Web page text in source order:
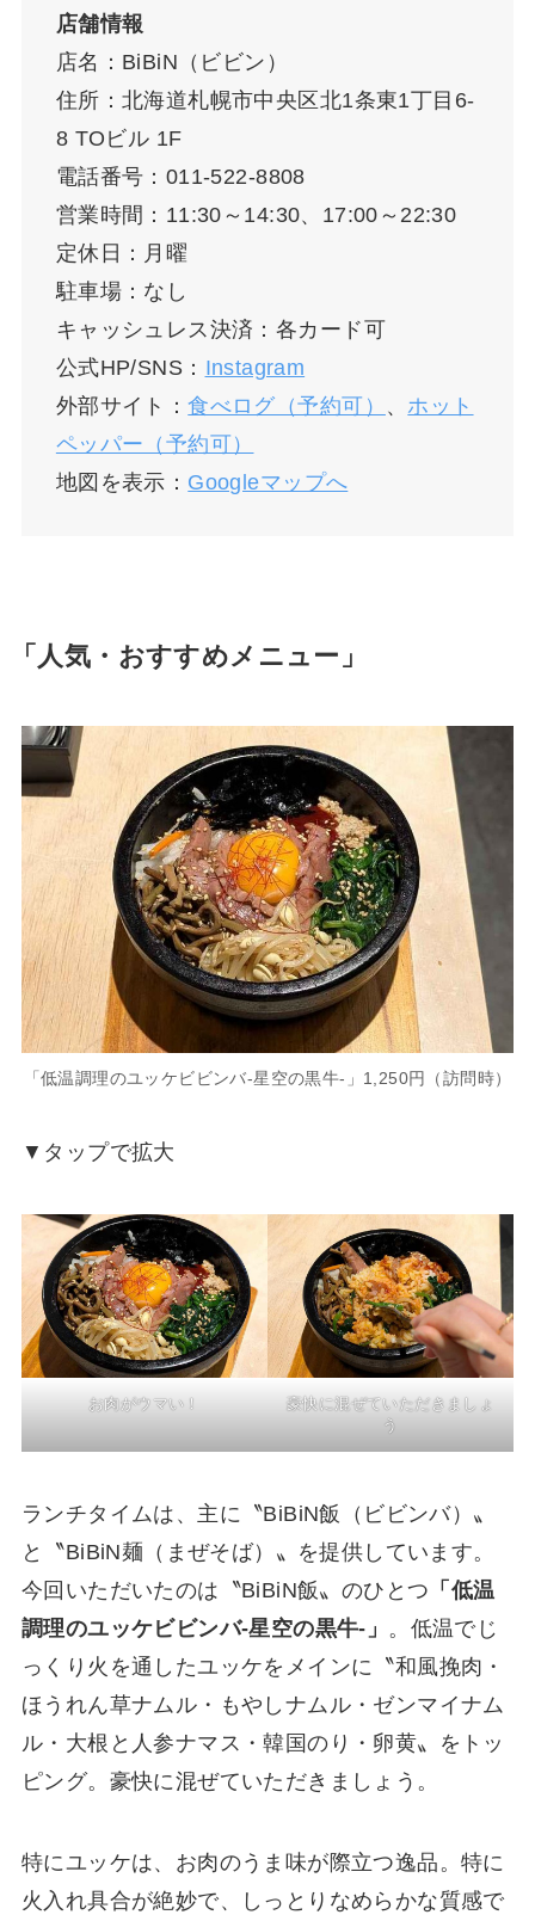
店舗情報
店名：BiBiN（ビビン）
住所：北海道札幌市中央区北1条東1丁目6-
8 TOビル 1F
電話番号：011-522-8808
営業時間：11:30～14:30、17:00～22:30
定休日：月曜
駐車場：なし
キャッシュレス決済：各カード可
公式HP/SNS： Instagram
外部サイト：食べログ（予約可） 、 ホット
ペッパー（予約可）
地図を表示： Googleマップへ
「人気・おすすめメニュー」
「低温調理のユッケビビンバ-星空の黒牛-」1,250円（訪問時）
▼タップで拡大
お肉がウマい！
豪快に混ぜていただきましょ
う
ランチタイムは、主に〝BiBiN飯（ビビンバ）〟
と〝BiBiN麺（まぜそば）〟を提供しています。
今回いただいたのは〝BiBiN飯〟のひとつ 「低温
調理のユッケビビンバ-星空の黒牛-」 。低温でじ
っくり火を通したユッケをメインに〝和風挽肉・
ほうれん草ナムル・もやしナムル・ゼンマイナム
ル・大根と人参ナマス・韓国のり・卵黄〟をトッ
ピング。豪快に混ぜていただきましょう。
特にユッケは、お肉のうま味が際立つ逸品。特に
火入れ具合が絶妙で、しっとりなめらかな質感で